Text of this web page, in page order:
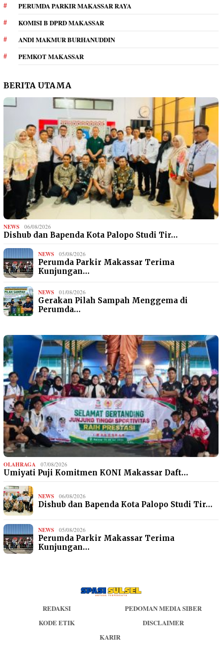
PERUMDA PARKIR MAKASSAR RAYA
KOMISI B DPRD MAKASSAR
ANDI MAKMUR BURHANUDDIN
PEMKOT MAKASSAR
BERITA UTAMA
NEWS 06/08/2026
Dishub dan Bapenda Kota Palopo Studi Tir…
NEWS 05/08/2026
Perumda Parkir Makassar Terima
Kunjungan…
NEWS 01/08/2026
Gerakan Pilah Sampah Menggema di
Perumda…
OLAHRAGA 07/08/2026
Umiyati Puji Komitmen KONI Makassar Daft…
NEWS 06/08/2026
Dishub dan Bapenda Kota Palopo Studi Tir…
NEWS 05/08/2026
Perumda Parkir Makassar Terima
Kunjungan…
REDAKSI
PEDOMAN MEDIA SIBER
KODE ETIK
DISCLAIMER
KARIR